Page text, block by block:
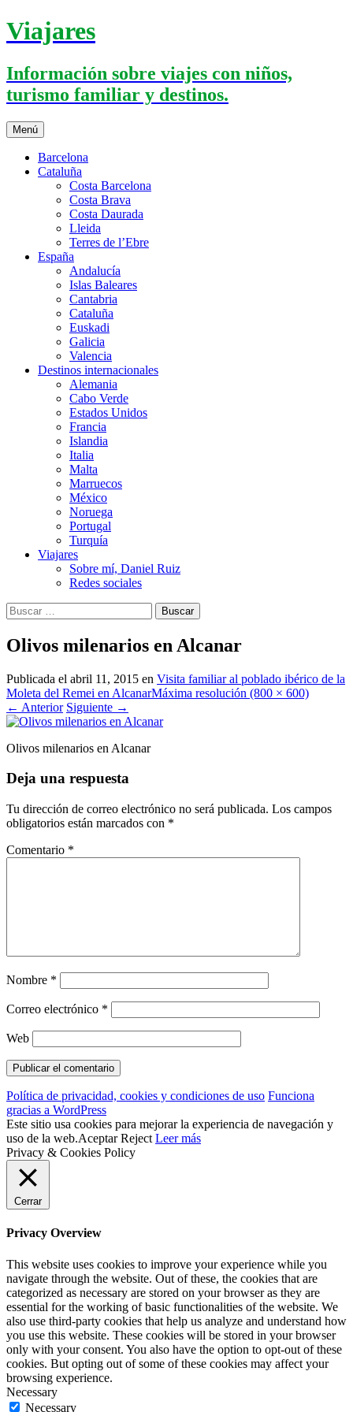
Saltar
al
Viajares
Información sobre viajes con niños,
turismo familiar y destinos.
Menú
Barcelona
Cataluña
Costa Barcelona
Costa Brava
Costa Daurada
Lleida
Terres de l’Ebre
España
Andalucía
Islas Baleares
Cantabria
Cataluña
Euskadi
Galicia
Valencia
Destinos internacionales
Alemania
Cabo Verde
Estados Unidos
Francia
Islandia
Italia
Malta
Marruecos
México
Noruega
Portugal
Turquía
Viajares
Sobre mí, Daniel Ruiz
Redes sociales
Buscar:
Olivos milenarios en Alcanar
Publicada el abril 11, 2015 en Visita familiar al poblado ibérico de la
Moleta del Remei en AlcanarMáxima resolución (800 × 600)
← Anterior Siguiente →
Olivos milenarios en Alcanar
Deja una respuesta
Tu dirección de correo electrónico no será publicada. Los campos
obligatorios están marcados con *
Comentario *
Nombre *
Correo electrónico *
Web
Política de privacidad, cookies y condiciones de uso Funciona
gracias a WordPress
Este sitio usa cookies para mejorar la experiencia de navegación y
uso de la web.Aceptar Reject Leer más
Privacy & Cookies Policy
Cerrar
Privacy Overview
This website uses cookies to improve your experience while you
navigate through the website. Out of these, the cookies that are
categorized as necessary are stored on your browser as they are
essential for the working of basic functionalities of the website. We
also use third-party cookies that help us analyze and understand how
you use this website. These cookies will be stored in your browser
only with your consent. You also have the option to opt-out of these
cookies. But opting out of some of these cookies may affect your
browsing experience.
Necessary
Necessary